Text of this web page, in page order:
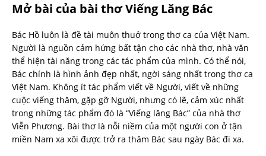
Mở bài của bài thơ Viếng Lăng Bác
Bác Hồ luôn là đề tài muôn thuở trong thơ ca của Việt Nam.
Người là nguồn cảm hứng bất tận cho các nhà thơ, nhà văn
thể hiện tài năng trong các tác phẩm của mình. Có thể nói,
Bác chính là hình ảnh đẹp nhất, ngời sáng nhất trong thơ ca
Việt Nam. Không ít tác phẩm viết về Người, viết về những
cuộc viếng thăm, gặp gỡ Người, nhưng có lẽ, cảm xúc nhất
trong những tác phẩm đó là “Viếng lăng Bác” của nhà thơ
Viễn Phương. Bài thơ là nỗi niềm của một người con ở tận
miền Nam xa xôi được trở ra thăm Bác sau ngày Bác đi xa.